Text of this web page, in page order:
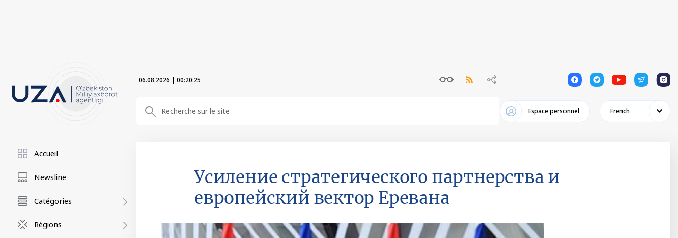
06.08.2026 | 00:20:27 1 1 1 1 1
Espace personnel French
Accueil
Newsline
Catégories
Régions
Усиление стратегического партнерства и
европейский вектор Еревана